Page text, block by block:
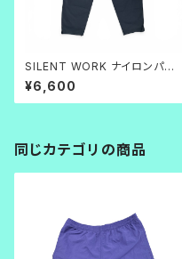
SILENT WORK ナイロンパン
ツ_ブラック
¥6,600
同じカテゴリの商品